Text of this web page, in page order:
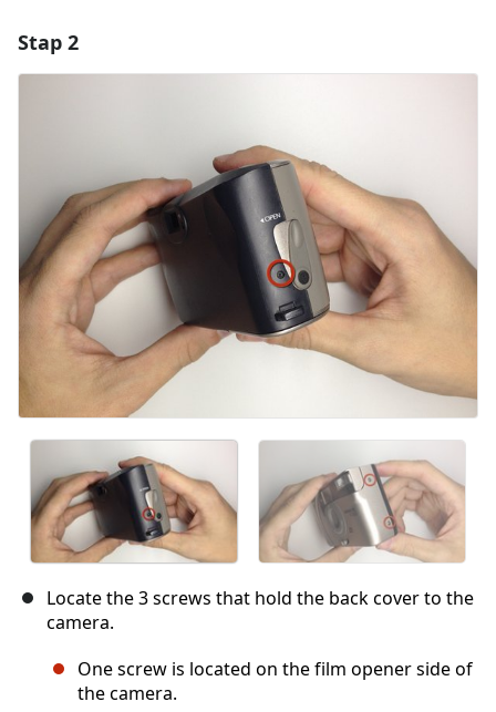
Annuleren Plaats opmerking
Stap 2
Locate the 3 screws that hold the back cover to the
camera.
One screw is located on the film opener side of
the camera.